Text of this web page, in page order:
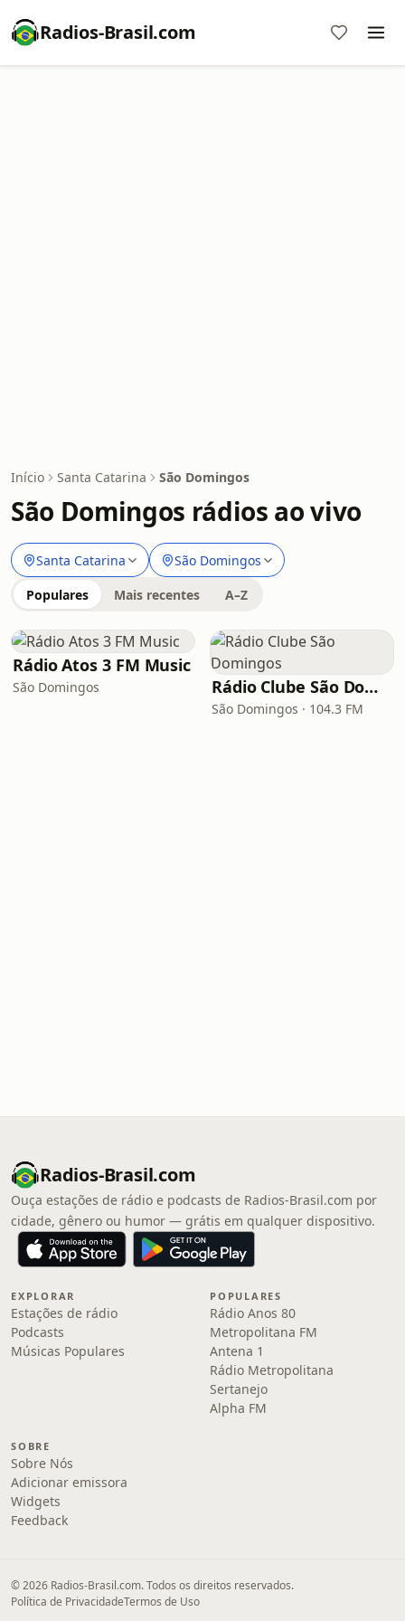
Radios-Brasil.com
Início Santa Catarina São Domingos
São Domingos rádios ao vivo
Santa Catarina São Domingos
Populares Mais recentes A–Z
Rádio Atos 3 FM Music
São Domingos Rádio Clube São Domingos
São Domingos · 104.3 FM
Radios-Brasil.com
Ouça estações de rádio e podcasts de Radios-Brasil.com por
cidade, gênero ou humor — grátis em qualquer dispositivo.
EXPLORAR
Estações de rádio
Podcasts
Músicas Populares
POPULARES
Rádio Anos 80
Metropolitana FM
Antena 1
Rádio Metropolitana
Sertanejo
Alpha FM
SOBRE
Sobre Nós
Adicionar emissora
Widgets
Feedback
© 2026 Radios-Brasil.com. Todos os direitos reservados.
Política de PrivacidadeTermos de Uso